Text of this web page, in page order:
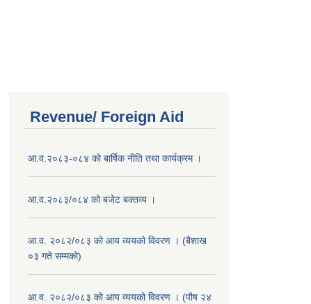
Revenue/ Foreign Aid
आ.व.२०८३-०८४ को बार्षिक नीति तथा कार्यक्रम ।
आ.व.२०८३/०८४ को बजेट बक्तव्य ।
आ.व. २०८२/०८३ को आय व्ययको विवरण । (बैशाख
०३ गते सम्मको)
आ.व. २०८२/०८३ को आय व्ययको विवरण । (पौष २४